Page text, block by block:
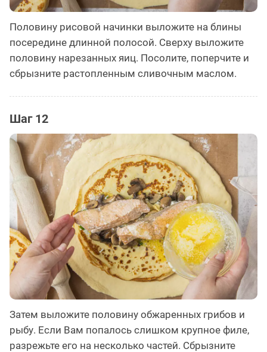
Половину рисовой начинки выложите на блины
посередине длинной полосой. Сверху выложите
половину нарезанных яиц. Посолите, поперчите и
сбрызните растопленным сливочным маслом.
Шаг 12
Затем выложите половину обжаренных грибов и
рыбу. Если Вам попалось слишком крупное филе,
разрежьте его на несколько частей. Сбрызните